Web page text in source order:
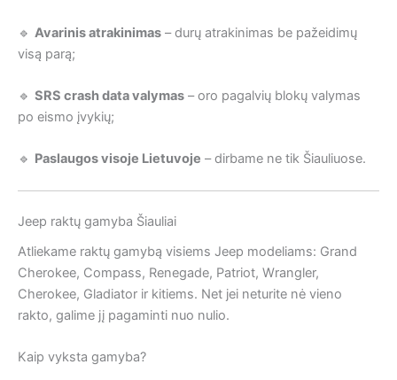
🔹 Avarinis atrakinimas – durų atrakinimas be pažeidimų
visą parą;
🔹 SRS crash data valymas – oro pagalvių blokų valymas
po eismo įvykių;
🔹 Paslaugos visoje Lietuvoje – dirbame ne tik Šiauliuose.
Jeep raktų gamyba Šiauliai
Atliekame raktų gamybą visiems Jeep modeliams: Grand
Cherokee, Compass, Renegade, Patriot, Wrangler,
Cherokee, Gladiator ir kitiems. Net jei neturite nė vieno
rakto, galime jį pagaminti nuo nulio.
Kaip vyksta gamyba?